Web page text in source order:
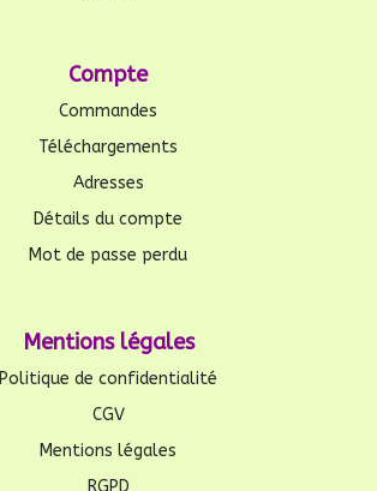
Compte
Commandes
Téléchargements
Adresses
Détails du compte
Mot de passe perdu
Mentions légales
Politique de confidentialité
CGV
Mentions légales
RGPD